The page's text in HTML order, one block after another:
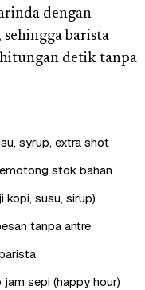
dengan
barista
detik tanpa
syrup, extra shot
stok bahan
kopi, susu, sirup)
tanpa antre
sepi (happy hour)